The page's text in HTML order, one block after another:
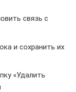
связь с
и сохранить их
«Удалить